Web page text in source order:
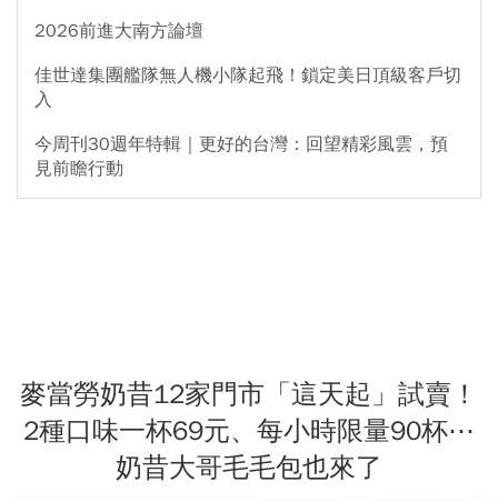
2026前進大南方論壇
佳世達集團艦隊無人機小隊起飛！鎖定美日頂級客戶切
入
今周刊30週年特輯｜更好的台灣：回望精彩風雲，預
見前瞻行動
麥當勞奶昔12家門市「這天起」試賣！
2種口味一杯69元、每小時限量90杯⋯
奶昔大哥毛毛包也來了